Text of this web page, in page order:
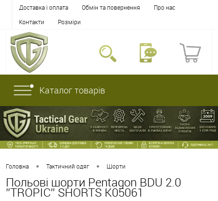
Доставка і оплата Обмін та повернення
Про нас
Контакти
Розміри
Каталог товарів
Головна • Тактичний одяг • Шорти
Польові шорти Pentagon BDU 2.0
''TROPIC'' SHORTS K05061